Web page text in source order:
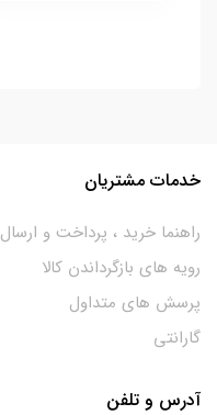
خدمات مشتریان
راهنما خرید ، پرداخت و ارسال
رویه های بازگرداندن کالا
پرسش های متداول
گارانتی
آدرس و تلفن